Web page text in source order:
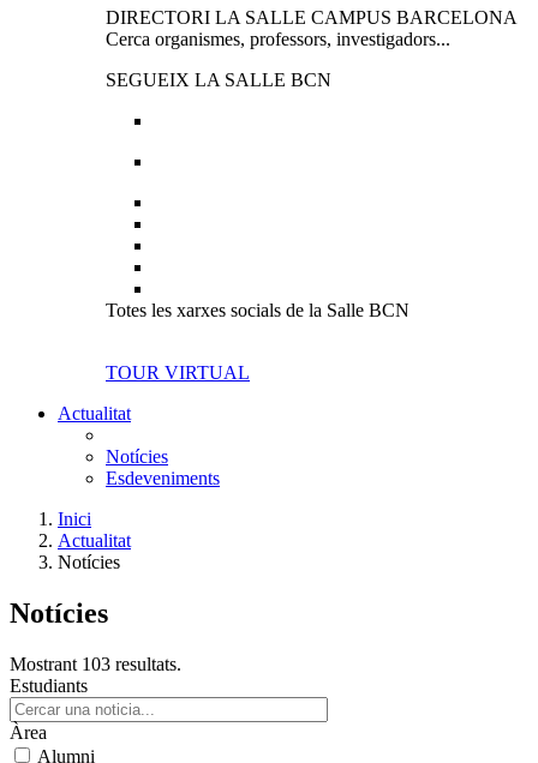
DIRECTORI LA SALLE CAMPUS BARCELONA
Cerca organismes, professors, investigadors...
SEGUEIX LA SALLE BCN
Totes les xarxes socials de la Salle BCN
TOUR VIRTUAL
Actualitat
Notícies
Esdeveniments
Inici
Actualitat
Notícies
Notícies
Mostrant 103 resultats.
Estudiants
Àrea
Alumni